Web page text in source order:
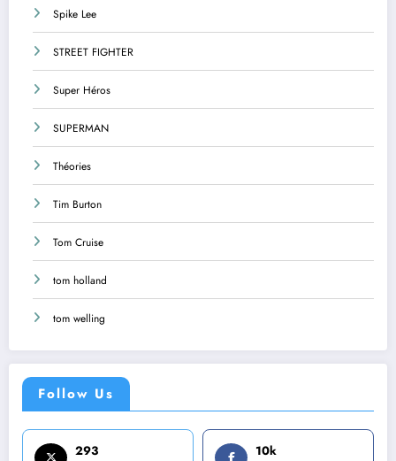
Spike Lee
STREET FIGHTER
Super Héros
SUPERMAN
Théories
Tim Burton
Tom Cruise
tom holland
tom welling
Follow Us
293 10k